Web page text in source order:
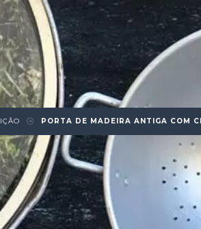
PORTA DE MADEIRA ANTIGA COM